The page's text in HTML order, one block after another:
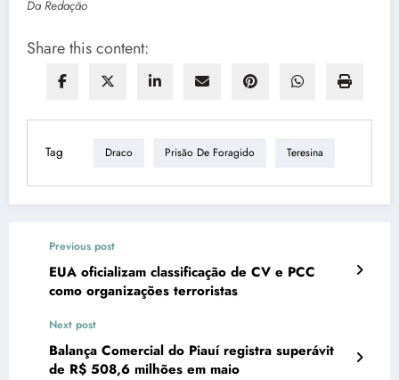
Da Redação
Share this content:
Tag Draco Prisão De Foragido Teresina
Previous post
EUA oficializam classificação de CV e PCC
como organizações terroristas
Next post
Balança Comercial do Piauí registra superávit
de R$ 508,6 milhões em maio